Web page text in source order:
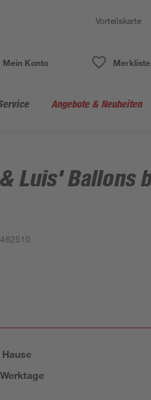
Vorteilskarte
Mein Konto Merkliste
Angebote & Neuheiten
Luis' Ballons